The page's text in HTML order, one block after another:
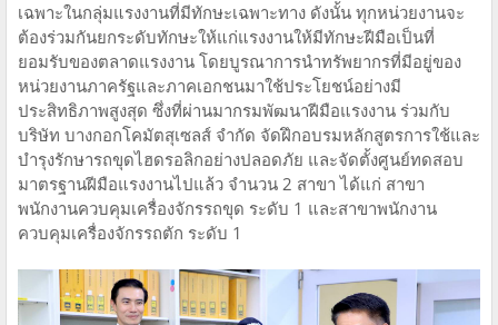
เฉพาะในกลุ่มแรงงานที่มีทักษะเฉพาะทาง ดังนั้น ทุกหน่วยงานจะ
ต้องร่วมกันยกระดับทักษะให้แก่แรงงานให้มีทักษะฝีมือเป็นที่
ยอมรับของตลาดแรงงาน โดยบูรณาการนำทรัพยากรที่มีอยู่ของ
หน่วยงานภาครัฐและภาคเอกชนมาใช้ประโยชน์อย่างมี
ประสิทธิภาพสูงสุด ซึ่งที่ผ่านมากรมพัฒนาฝีมือแรงงาน ร่วมกับ
บริษัท บางกอกโคมัตสุเซลส์ จำกัด จัดฝึกอบรมหลักสูตรการใช้และ
บำรุงรักษารถขุดไฮดรอลิกอย่างปลอดภัย และจัดตั้งศูนย์ทดสอบ
มาตรฐานฝีมือแรงงานไปแล้ว จำนวน 2 สาขา ได้แก่ สาขา
พนักงานควบคุมเครื่องจักรรถขุด ระดับ 1 และสาขาพนักงาน
ควบคุมเครื่องจักรรถตัก ระดับ 1